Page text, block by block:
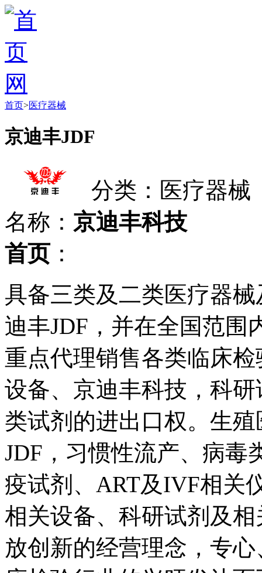
首页>医疗器械
京迪丰JDF
分类：医疗器械
名称： 京迪丰科技
首页 ：
具备三类及二类医疗器
迪丰JDF，并在全国范围
重点代理销售各类临床
设备、京迪丰科技，科
类试剂的进出口权。生
JDF，习惯性流产、病毒
疫试剂、ART及IVF相关
相关设备、科研试剂及
放创新的经营理念，专